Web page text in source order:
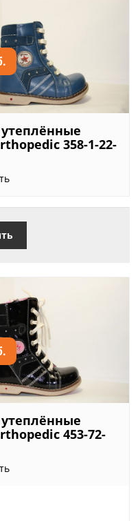
358-1-22-
453-72-